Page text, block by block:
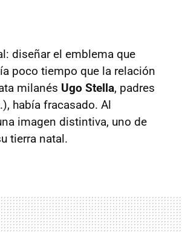
diseñar el emblema que
poco tiempo que la relación
milanés Ugo Stella, padres
había fracasado. Al
imagen distintiva, uno de
tierra natal.